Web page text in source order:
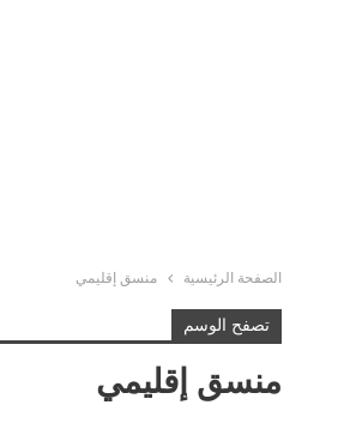
الصفحة الرئيسية منسق إقليمي
تصفح الوسم
منسق إقليمي